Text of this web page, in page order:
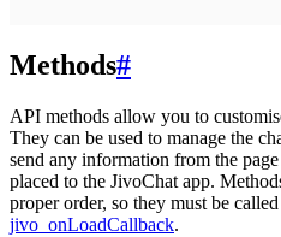
Methods#
API methods allow you to
They can be used to manage the
send any information from the
placed to the JivoChat app.
proper order, so they must be
jivo_onLoadCallback.